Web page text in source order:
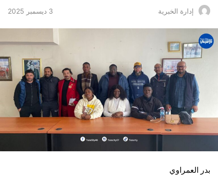
إدارة الخبرية 3 ديسمبر 2025
بدر العمراوي